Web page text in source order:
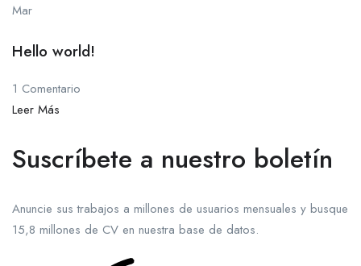
Mar
Hello world!
1 Comentario
Leer Más
Suscríbete a nuestro boletín
Anuncie sus trabajos a millones de usuarios mensuales y busque
15,8 millones de CV en nuestra base de datos.